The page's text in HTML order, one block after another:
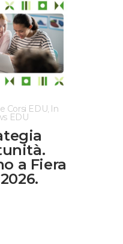
Corsi EDU, In
EDU
a Fiera